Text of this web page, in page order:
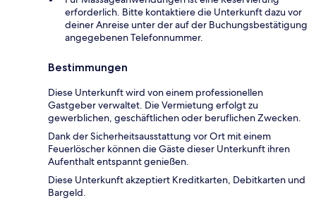
erforderlich. Bitte kontaktiere die Unterkunft dazu vor
deiner Anreise unter der auf der Buchungsbestätigung
angegebenen Telefonnummer.
Bestimmungen
Diese Unterkunft wird von einem professionellen
Gastgeber verwaltet. Die Vermietung erfolgt zu
gewerblichen, geschäftlichen oder beruflichen Zwecken.
Dank der Sicherheitsausstattung vor Ort mit einem
Feuerlöscher können die Gäste dieser Unterkunft ihren
Aufenthalt entspannt genießen.
Diese Unterkunft akzeptiert Kreditkarten, Debitkarten und
Bargeld.